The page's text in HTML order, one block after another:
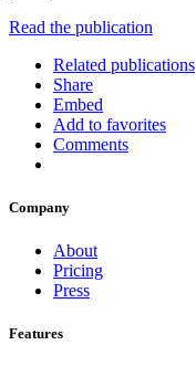
Read the publication
Related publications
Share
Embed
Add to favorites
Comments
Company
About
Pricing
Press
Features